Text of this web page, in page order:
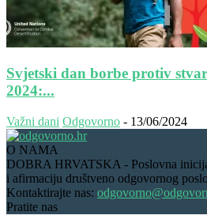
Svjetski dan borbe protiv
2024:...
Važni dani Odgovorno - 13/06/2024
O NAMA
DOBRA HRVATSKA - Poslovna
i afirmaciju društveno odgovornog
Kontaktirajte nas:
Pratite nas